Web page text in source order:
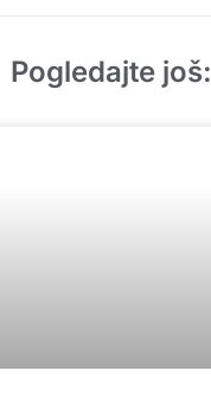
Pogledajte još: